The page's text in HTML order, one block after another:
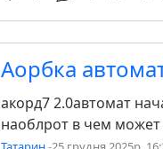
Аорбка
акорд7 2.0автомат
наоблрот в чем